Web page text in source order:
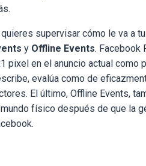
supervisar cómo le va a
y Offline Events. Facebook
pixel en el anuncio actual como
evalúa como de
El último, Offline Events,
físico después de que la